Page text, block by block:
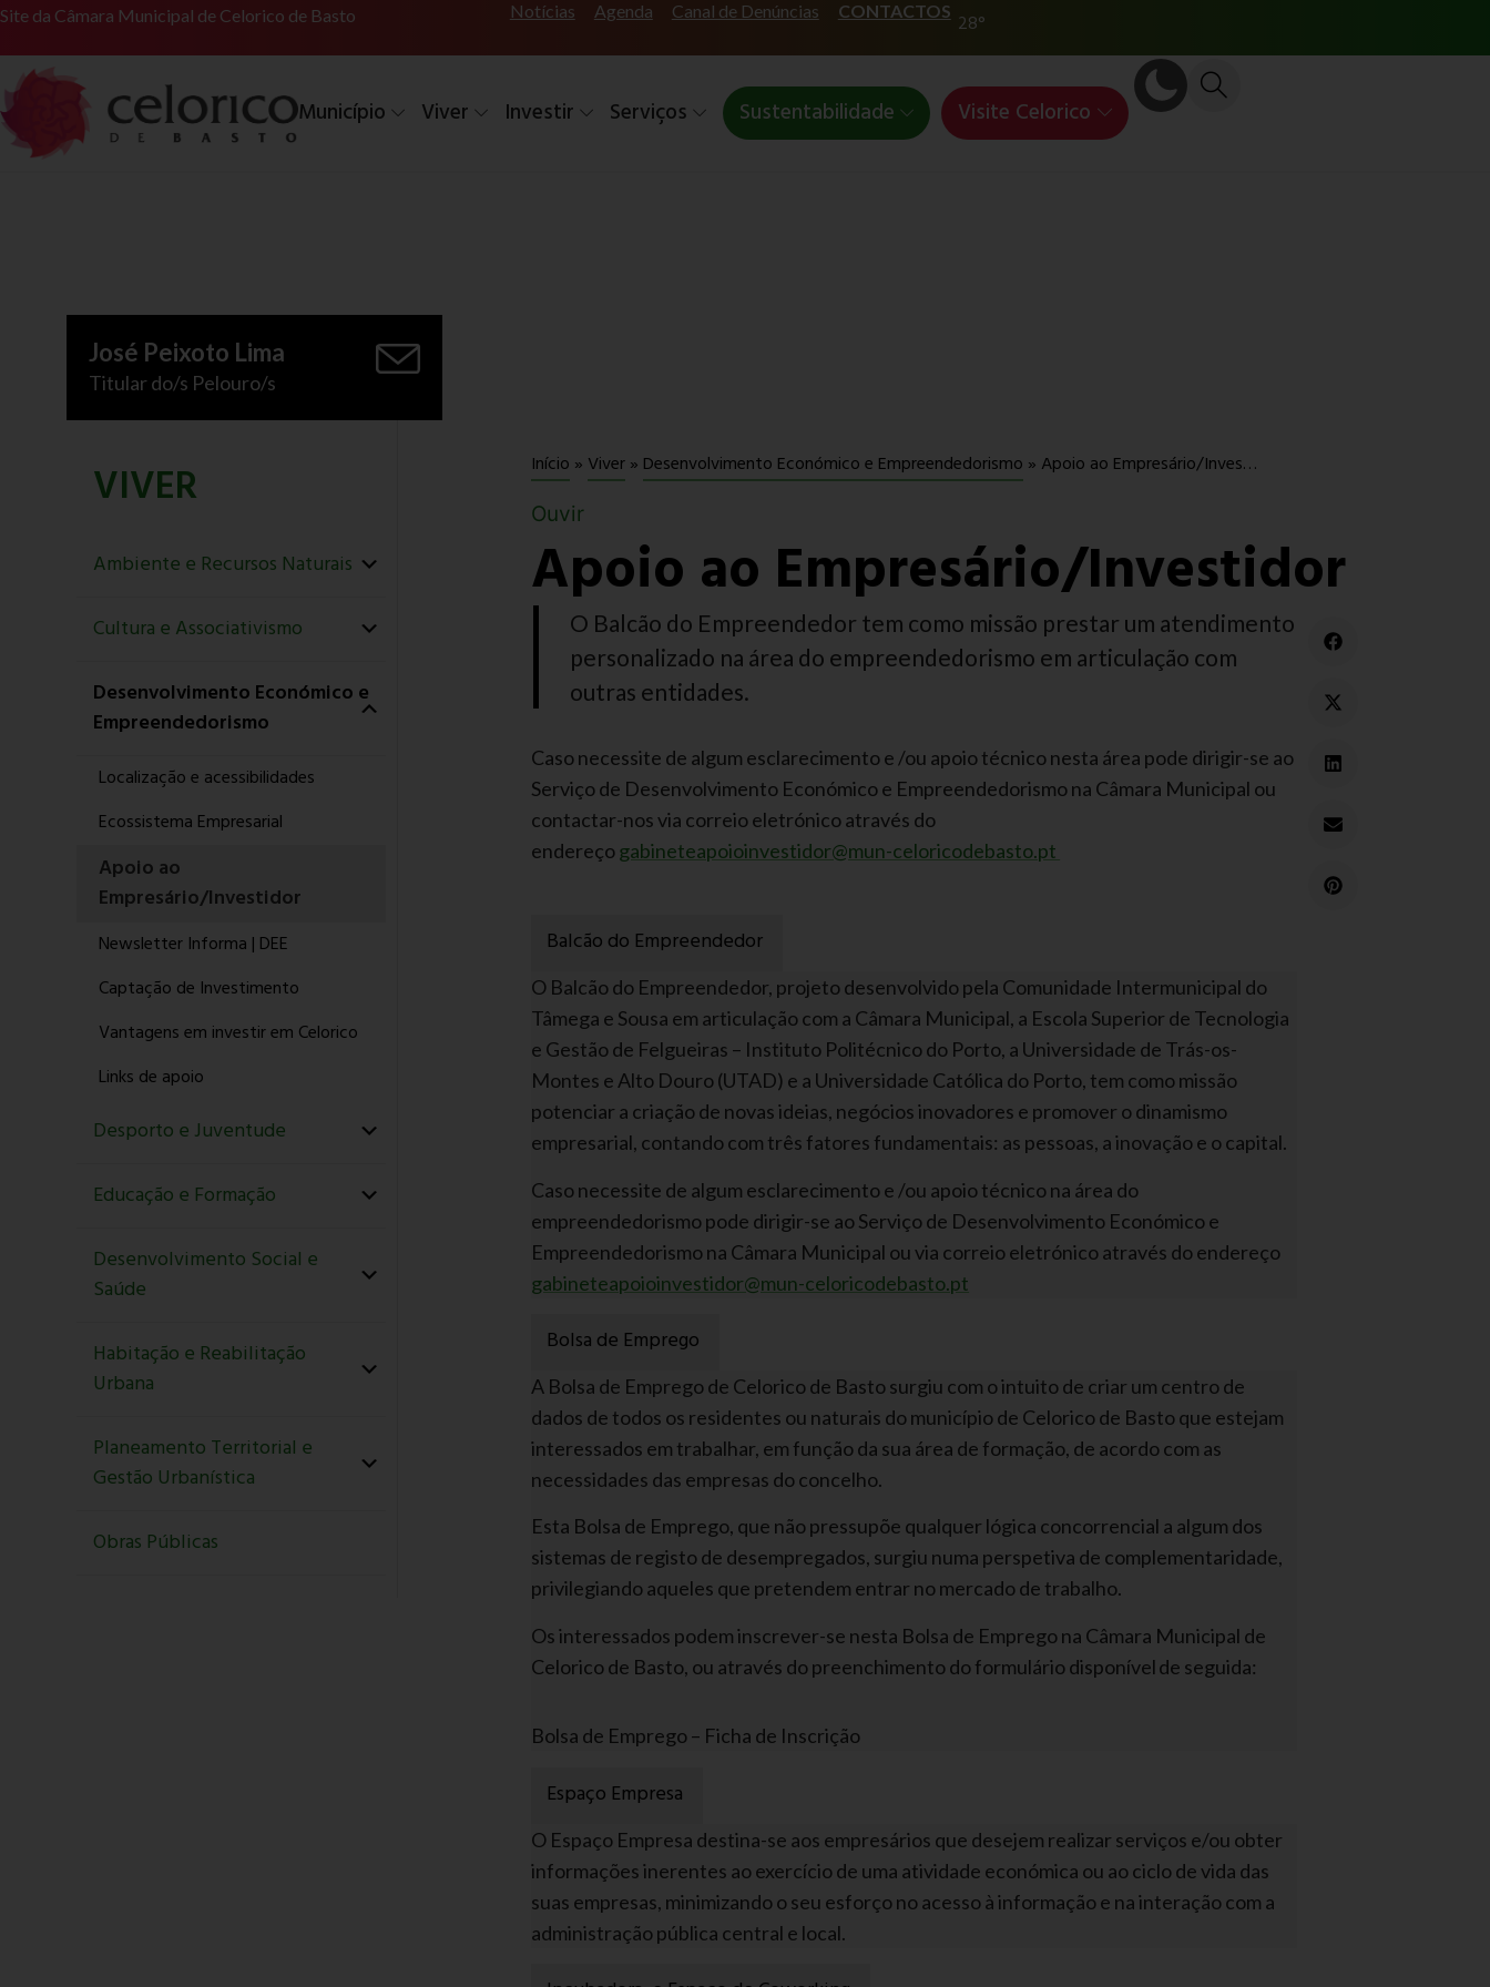
Site da Câmara Municipal de Celorico de Basto Notícias Agenda Canal de Denúncias CONTACTOS 28°
Município Viver Investir Serviços Sustentabilidade Visite Celorico
José Peixoto Lima
Titular do/s Pelouro/s
VIVER
Ambiente e Recursos Naturais
Cultura e Associativismo
Desenvolvimento Económico e
Empreendedorismo
Localização e acessibilidades
Ecossistema Empresarial
Apoio ao
Empresário/Investidor
Newsletter Informa | DEE
Captação de Investimento
Vantagens em investir em Celorico
Links de apoio
Desporto e Juventude
Educação e Formação
Desenvolvimento Social e
Saúde
Habitação e Reabilitação
Urbana
Planeamento Territorial e
Gestão Urbanística
Obras Públicas
Início » Viver» Desenvolvimento Económico e Empreendedorismo » Apoio ao Empresário/Investidor
Ouvir
Apoio ao Empresário/Investidor
O Balcão do Empreendedor tem como missão prestar um atendimento
personalizado na área do empreendedorismo em articulação com
outras entidades.
Caso necessite de algum esclarecimento e /ou apoio técnico nesta área pode dirigir-se ao
Serviço de Desenvolvimento Económico e Empreendedorismo na Câmara Municipal ou
contactar-nos via correio eletrónico através do
endereçogabineteapoioinvestidor@mun-celoricodebasto.pt
Balcão do Empreendedor
O Balcão do Empreendedor, projeto desenvolvido pela Comunidade Intermunicipal do
Tâmega e Sousa em articulação com a Câmara Municipal, a Escola Superior de Tecnologia
e Gestão de Felgueiras – Instituto Politécnico do Porto, a Universidade de Trás-os-
Montes e Alto Douro (UTAD) e a Universidade Católica do Porto, tem como missão
potenciar a criação de novas ideias, negócios inovadores e promover o dinamismo
empresarial, contando com três fatores fundamentais: as pessoas, a inovação e o capital.
Caso necessite de algum esclarecimento e /ou apoio técnico na área do
empreendedorismo pode dirigir-se ao Serviço de Desenvolvimento Económico e
Empreendedorismo na Câmara Municipal ou via correio eletrónico através do endereço
gabineteapoioinvestidor@mun-celoricodebasto.pt
Bolsa de Emprego
A Bolsa de Emprego de Celorico de Basto surgiu com o intuito de criar um centro de
dados de todos os residentes ou naturais do município de Celorico de Basto que estejam
interessados em trabalhar, em função da sua área de formação, de acordo com as
necessidades das empresas do concelho.
Esta Bolsa de Emprego, que não pressupõe qualquer lógica concorrencial a algum dos
sistemas de registo de desempregados, surgiu numa perspetiva de complementaridade,
privilegiando aqueles que pretendem entrar no mercado de trabalho.
Os interessados podem inscrever-se nesta Bolsa de Emprego na Câmara Municipal de
Celorico de Basto, ou através do preenchimento do formulário disponível de seguida:
Bolsa de Emprego – Ficha de Inscrição
Espaço Empresa
O Espaço Empresa destina-se aos empresários que desejem realizar serviços e/ou obter
informações inerentes ao exercício de uma atividade económica ou ao ciclo de vida das
suas empresas, minimizando o seu esforço no acesso à informação e na interação com a
administração pública central e local.